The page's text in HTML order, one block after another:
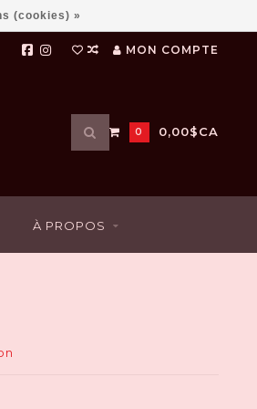
MON COMPTE
Utilisez
les
et
pour
sélectionner
0 0,00$CA
À PROPOS
(cookies) »